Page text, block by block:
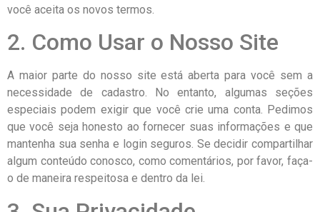
você aceita os novos termos.
2. Como Usar o Nosso Site
A maior parte do nosso site está aberta para você sem a
necessidade de cadastro. No entanto, algumas seções
especiais podem exigir que você crie uma conta. Pedimos
que você seja honesto ao fornecer suas informações e que
mantenha sua senha e login seguros. Se decidir compartilhar
algum conteúdo conosco, como comentários, por favor, faça-
o de maneira respeitosa e dentro da lei.